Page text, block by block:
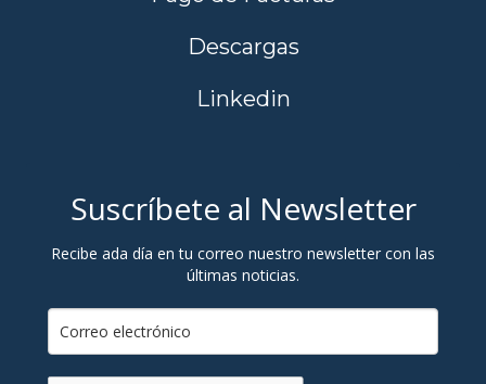
Descargas
Linkedin
Suscríbete al Newsletter
Recibe ada día en tu correo nuestro newsletter con las
últimas noticias.